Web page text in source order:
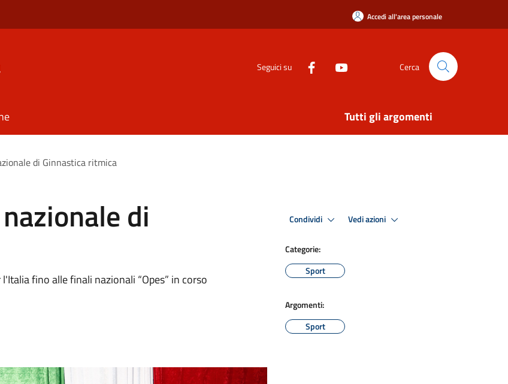
Accedi all'area personale
Seguici su Cerca
Tutti gli argomenti
di Ginnastica ritmica
di
fino alle finali nazionali “Opes” in corso
Condividi Vedi azioni
Categorie:
Sport
Argomenti:
Sport